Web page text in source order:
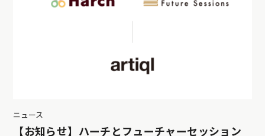
ニュース
【お知らせ】ハーチとフューチャーセッション